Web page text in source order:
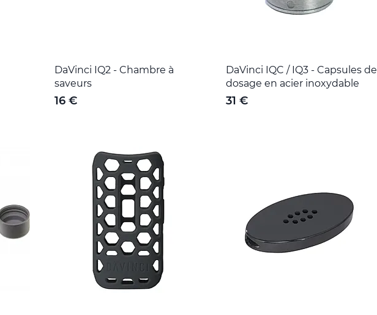
DaVinci IQ2 - Chambre à
saveurs
16 €
DaVinci IQC / IQ3 - Capsules de
dosage en acier inoxydable
31 €